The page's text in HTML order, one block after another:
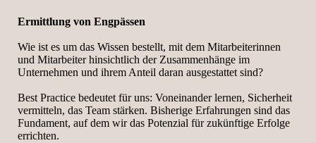
Ermittlung von Engpässen
Wie ist es um das Wissen bestellt, mit dem Mitarbeiterinnen
und Mitarbeiter hinsichtlich der Zusammenhänge im
Unternehmen und ihrem Anteil daran ausgestattet sind?
Best Practice bedeutet für uns: Voneinander lernen, Sicherheit
vermitteln, das Team stärken. Bisherige Erfahrungen sind das
Fundament, auf dem wir das Potenzial für zukünftige Erfolge
errichten.